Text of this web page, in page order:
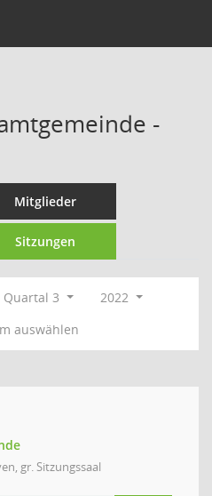
-
Mitglieder
Sitzungen
Quartal 3
2022
auswählen
gr. Sitzungssaal